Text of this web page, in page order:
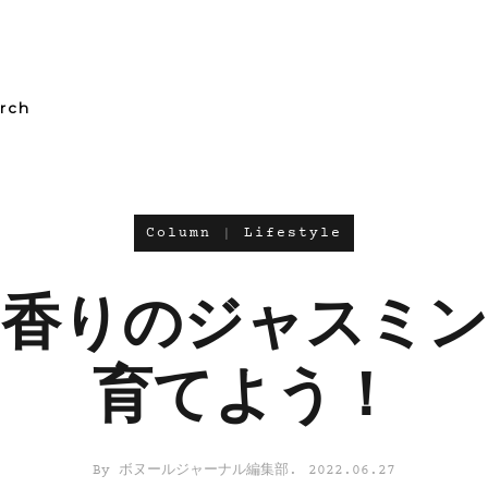
Column Lifestyle
りのジャスミ
育てよう！
ボヌールジャーナル編集部 2022.06.27